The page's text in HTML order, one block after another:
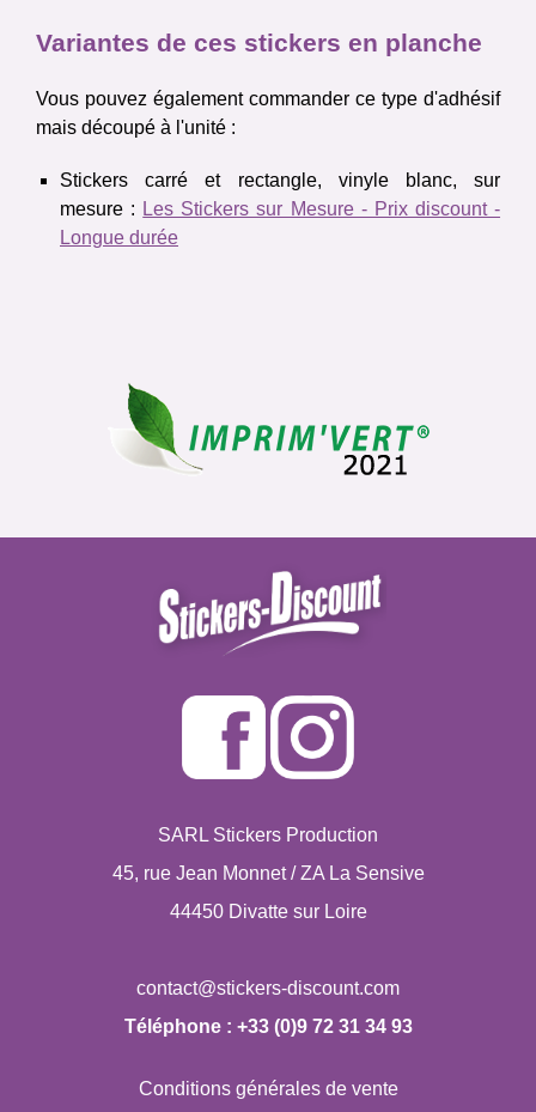
Variantes de ces stickers en planche
Vous pouvez également commander ce type d'adhésif
mais découpé à l'unité :
Stickers carré et rectangle, vinyle blanc, sur
mesure : Les Stickers sur Mesure - Prix discount -
Longue durée
SARL Stickers Production
45, rue Jean Monnet / ZA La Sensive
44450 Divatte sur Loire
Téléphone : +33 (0)9 72 31 34 93
Conditions générales de vente